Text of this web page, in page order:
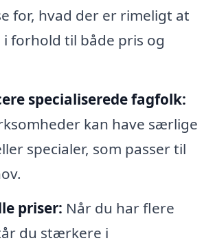
for, hvad der er rimeligt at
forhold til både pris og
specialiserede fagfolk:
kan have særlige
specialer, som passer til
priser: Når du har flere
du stærkere i